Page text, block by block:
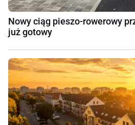
Nowy ciąg pieszo-rowerowy
już gotowy